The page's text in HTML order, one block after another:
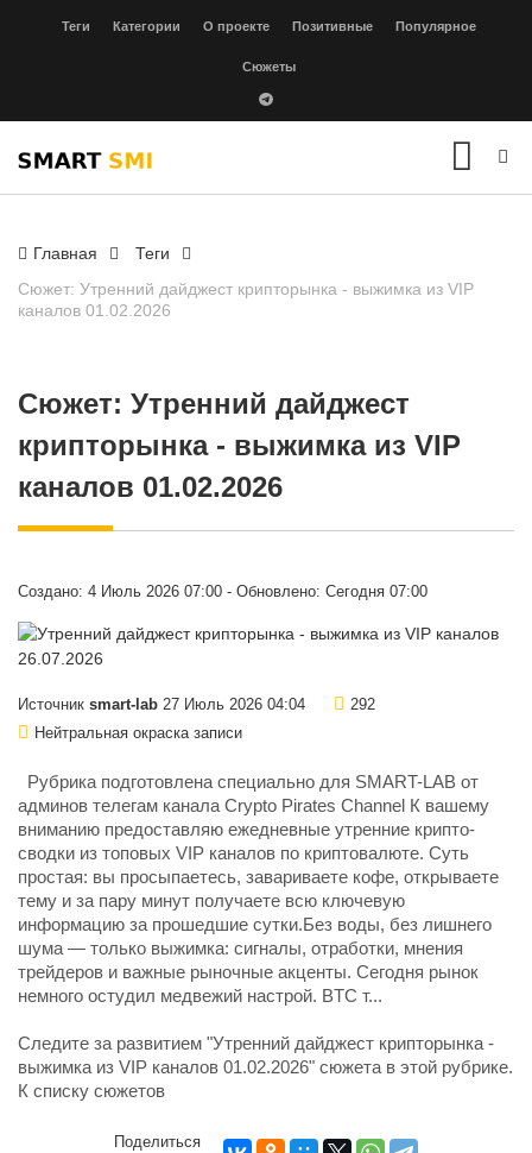
Теги Категории О проекте Позитивные Популярное
Сюжеты
Главная
Теги
Сюжет: Утренний дайджест крипторынка - выжимка из VIP
каналов 01.02.2026
Сюжет: Утренний дайджест
крипторынка - выжимка из VIP
каналов 01.02.2026
Создано: 4 Июль 2026 07:00 - Обновлено: Сегодня 07:00
Источник smart-lab 27 Июль 2026 04:04
292
Нейтральная окраска записи
Рубрика подготовлена специально для SMART-LAB от
админов телегам канала Crypto Pirates Channel К вашему
вниманию предоставляю ежедневные утренние крипто-
сводки из топовых VIP каналов по криптовалюте. Суть
простая: вы просыпаетесь, завариваете кофе, открываете
тему и за пару минут получаете всю ключевую
информацию за прошедшие сутки.Без воды, без лишнего
шума — только выжимка: сигналы, отработки, мнения
трейдеров и важные рыночные акценты. Сегодня рынок
немного остудил медвежий настрой. BTC т...
Следите за развитием "Утренний дайджест крипторынка -
выжимка из VIP каналов 01.02.2026" сюжета в этой рубрике.
К списку сюжетов
Поделиться